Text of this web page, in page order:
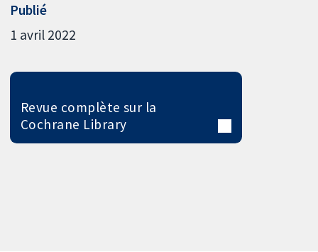
Publié
1 avril 2022
Revue complète sur la
Cochrane Library